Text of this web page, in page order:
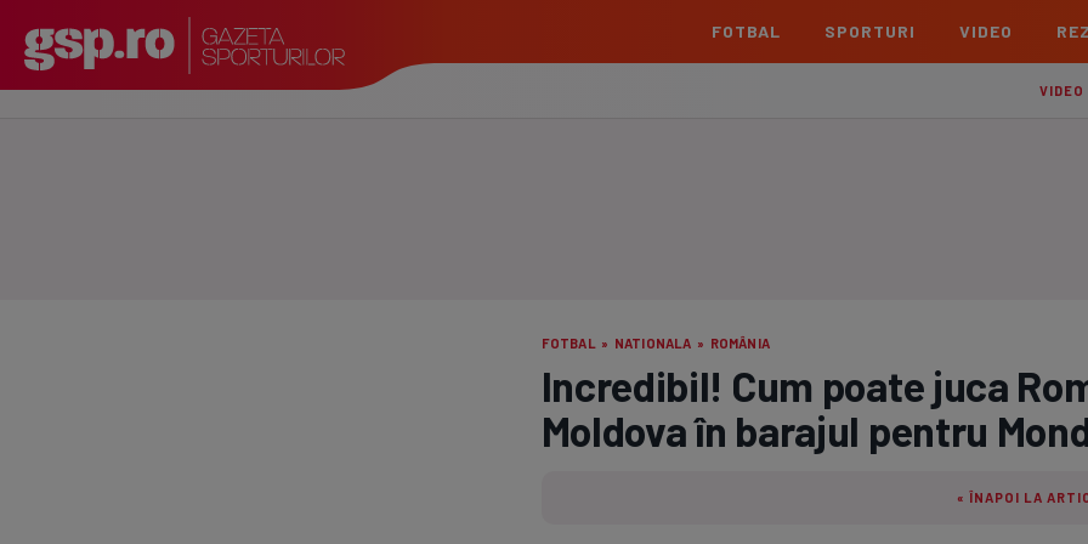
FOTBAL
TOATE ȘTIRILE Echipe
SPORTURI VIDEO
VIDEO
FOTBAL » NATIONALA » ROMÂNIA
Incredibil! Cum poate juca
Moldova în barajul pentru
« ÎNAPOI LA